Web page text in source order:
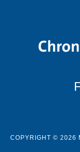
COPYRIGHT © 2026